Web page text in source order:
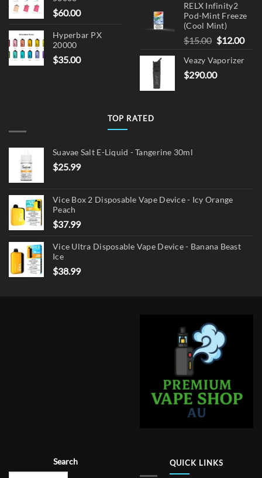
$60.00
Hyperbar PX
20000
$35.00
RELX Infinity2
Pod-Mint Freeze
(Cool Mint)
$15.00 Original
was:
$15.00.
$12.00
Veazy Vaporizer
$290.00
TOP RATED
Suavae Salt E-Liquid - Tangerine 30ml
$25.99
Vice Box 2 Disposable Vape Device - Icy Orange
Peach
$37.99
Vice Ultra Disposable Vape Device - Banana Beast
Ice
$38.99
Search QUICK LINKS